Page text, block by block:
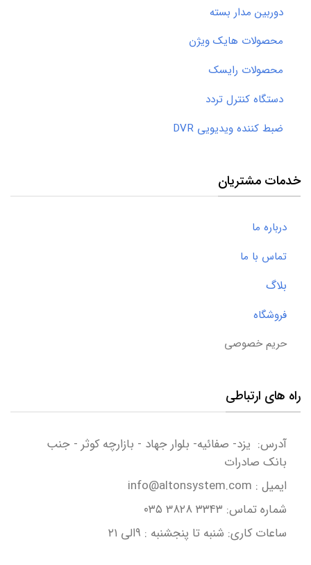
دوربین مدار بسته
محصولات هایک ویژن
محصولات رایسک
دستگاه کنترل تردد
ضبط کننده ویدیویی DVR
خدمات مشتریان
درباره ما
تماس با ما
بلاگ
فروشگاه
حریم خصوصی
راه های ارتباطی
آدرس: یزد- صفائیه- بلوار جهاد - بازارچه کوثر - جنب
بانک صادرات
ایمیل : info@altonsystem.com
شماره تماس: ۳۳۴۳ 3۸۲۸ ۰۳۵
ساعات کاری: شنبه تا پنجشنبه : ۹الی ۲۱